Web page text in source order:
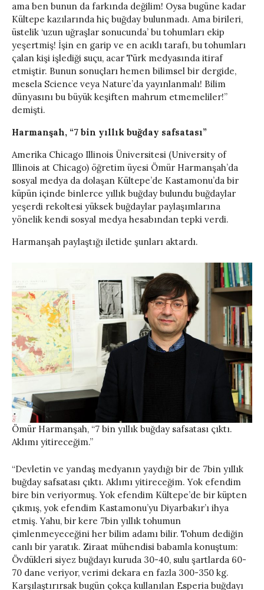
ama ben bunun da farkında değilim! Oysa bugüne kadar
Kültepe kazılarında hiç buğday bulunmadı. Ama birileri,
üstelik ‘uzun uğraşlar sonucunda’ bu tohumları ekip
yeşertmiş! İşin en garip ve en acıklı tarafı, bu tohumları
çalan kişi işlediği suçu, acar Türk medyasında itiraf
etmiştir. Bunun sonuçları hemen bilimsel bir dergide,
mesela Science veya Nature’da yayınlanmalı! Bilim
dünyasını bu büyük keşiften mahrum etmemeliler!”
demişti.
Harmanşah, “7 bin yıllık buğday safsatası”
Amerika Chicago Illinois Üniversitesi (University of
Illinois at Chicago) öğretim üyesi Ömür Harmanşah’da
sosyal medya da dolaşan Kültepe’de Kastamonu’da bir
küpün içinde binlerce yıllık buğday bulundu buğdaylar
yeşerdi rekoltesi yüksek buğdaylar paylaşımlarına
yönelik kendi sosyal medya hesabından tepki verdi.
Harmanşah paylaştığı iletide şunları aktardı.
Ömür Harmanşah, “7 bin yıllık buğday safsatası çıktı.
Aklımı yitireceğim.”
“Devletin ve yandaş medyanın yaydığı bir de 7bin yıllık
buğday safsatası çıktı. Aklımı yitireceğim. Yok efendim
bire bin veriyormuş. Yok efendim Kültepe’de bir küpten
çıkmış, yok efendim Kastamonu’yu Diyarbakır’ı ihya
etmiş. Yahu, bir kere 7bin yıllık tohumun
çimlenmeyeceğini her bilim adamı bilir. Tohum dediğin
canlı bir yaratık. Ziraat mühendisi babamla konuştum:
Övdükleri siyez buğdayı kuruda 30-40, sulu şartlarda 60-
70 dane veriyor, verimi dekara en fazla 300-350 kg.
Karşılaştırırsak bugün çokça kullanılan Esperia buğdayı